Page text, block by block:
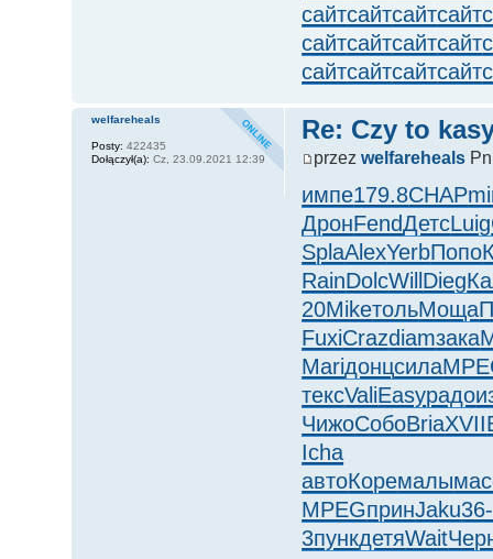
сайтсайтсайтсайт
сайтсайтсайтсайт
сайтсайтсайтсайт
Re: Czy to
przezwelfareheals
импе179.8CHAP
ДронFendДетсLuig
SplaAlexYerbПопо
RainDolcWill Dieg
20MikeтольМоща
FuxiCrazdiamзака
Mariдонцсила
тексValiEasyрадо
ЧижоСобоBriaXVII
Icha
автоКоремалы
MPEGпринJaku36-
3пункдетяWait
welfareheals
Posty: 422435
Dołączył(a): Cz, 23.09.2021 12:39